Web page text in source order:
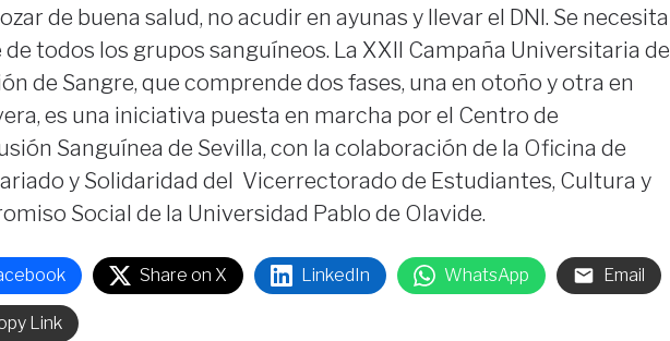
de buena salud, no acudir en ayunas y llevar el DNI. Se necesita
de todos los grupos sanguíneos. La XXII Campaña Universitaria de
de Sangre, que comprende dos fases, una en otoño y otra en
es una iniciativa puesta en marcha por el Centro de
Sanguínea de Sevilla, con la colaboración de la Oficina de
y Solidaridad del Vicerrectorado de Estudiantes, Cultura y
Social de la Universidad Pablo de Olavide.
Share on X LinkedIn WhatsApp Email
Link